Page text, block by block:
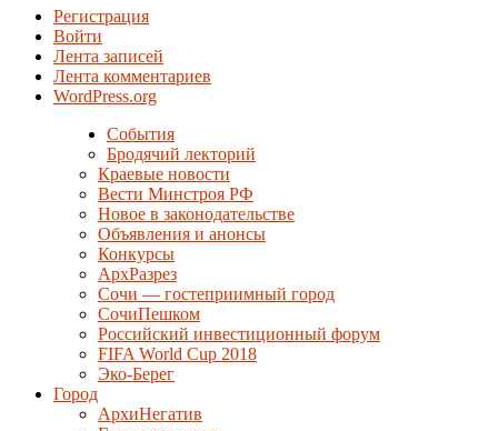
Регистрация
Войти
Лента записей
Лента комментариев
WordPress.org
События
Бродячий лекторий
Краевые новости
Вести Минстроя РФ
Новое в законодательстве
Объявления и анонсы
Конкурсы
АрхРазрез
Сочи — гостеприимный город
СочиПешком
Российский инвестиционный форум
FIFA World Cup 2018
Эко-Берег
Город
АрхиНегатив